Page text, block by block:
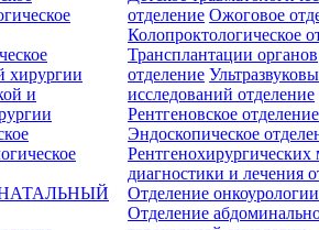
хирургии
и
отделение Ожоговое
Колопроктологическое
Трансплантации органов
отделение
исследований отделение
Рентгеновское отделение
Эндоскопическое
Рентгенохирургических
диагностики и лечения
Отделение онкоурологии
Отделение